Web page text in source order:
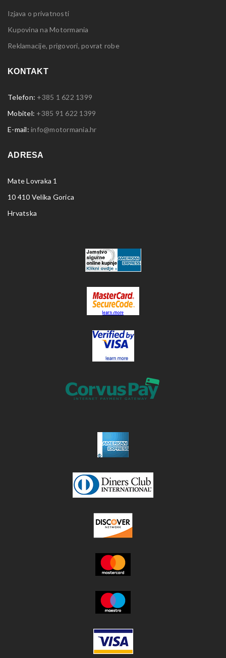
Izjava o privatnosti
Kupovina na Motormania
Reklamacije, prigovori, povrat robe
KONTAKT
Telefon: +385 1 622 1399
Mobitel: +385 91 622 1399
E-mail: info@motormania.hr
ADRESA
Mate Lovraka 1
10 410 Velika Gorica
Hrvatska